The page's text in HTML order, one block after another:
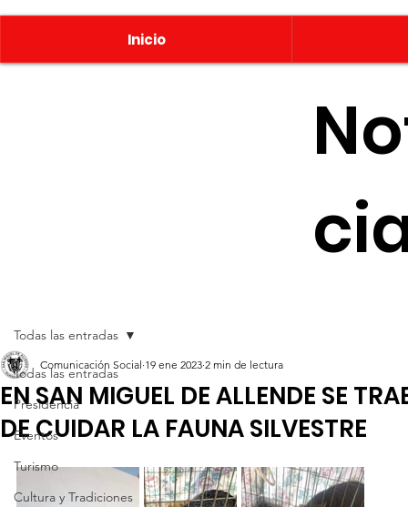
Todas las entradas
Presidencia
Eventos
Turismo
Cultura y Tradiciones
Todas las entradas
EN SAN MIGUEL DE ALLENDE SE
DE CUIDAR LA FAUNA SILVESTRE
Comunicación Social 19 ene 2023 2 min de lectura
Inicio